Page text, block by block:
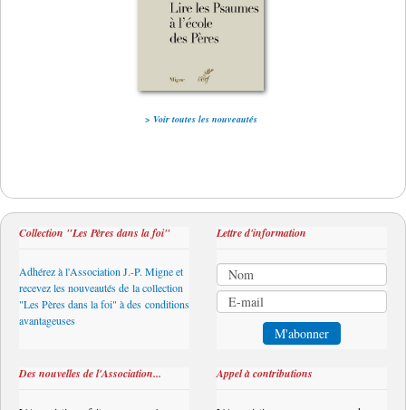
> Voir toutes les nouveautés
Collection "Les Pères dans la foi"
Adhérez à l'Association J.-P. Migne et
recevez les nouveautés de la collection
"Les Pères dans la foi" à des conditions
avantageuses
Lettre d'information
Des nouvelles de l'Association... Appel à contributions